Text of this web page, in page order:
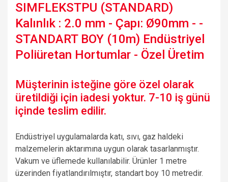
SIMFLEKSTPU (STANDARD)
Kalınlık : 2.0 mm - Çapı: Ø90mm - -
STANDART BOY (10m) Endüstriyel
Poliüretan Hortumlar - Özel Üretim
Müşterinin isteğine göre özel olarak
üretildiği için iadesi yoktur. 7-10 iş günü
içinde teslim edilir.
Endüstriyel uygulamalarda katı, sıvı, gaz haldeki
malzemelerin aktarımına uygun olarak tasarlanmıştır.
Vakum ve üflemede kullanılabilir. Ürünler 1 metre
üzerinden fiyatlandırılmıştır, standart boy 10 metredir.